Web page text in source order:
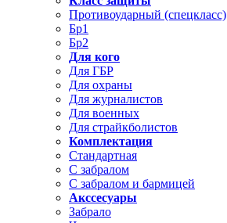
Противоударный (спецкласс)
Бр1
Бр2
Для кого
Для ГБР
Для охраны
Для журналистов
Для военных
Для страйкболистов
Комплектация
Стандартная
С забралом
С забралом и бармицей
Акссесуары
Забрало